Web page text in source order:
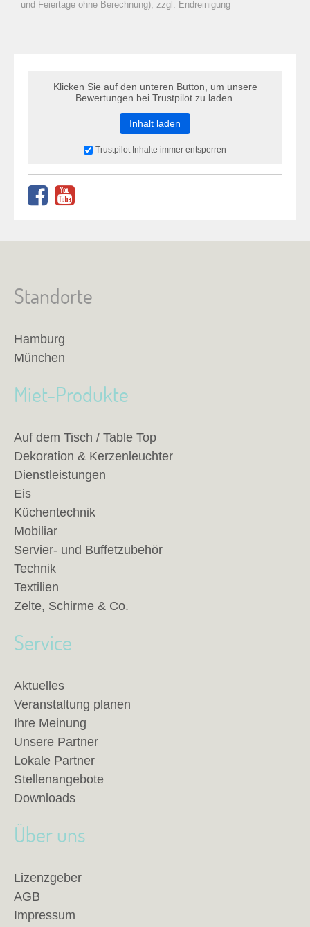
und Feiertage ohne Berechnung), zzgl. Endreinigung
Klicken Sie auf den unteren Button, um unsere
Bewertungen bei Trustpilot zu laden.
Inhalt laden
Trustpilot Inhalte immer entsperren
Standorte
Hamburg
München
Miet-Produkte
Auf dem Tisch / Table Top
Dekoration & Kerzenleuchter
Dienstleistungen
Eis
Küchentechnik
Mobiliar
Servier- und Buffetzubehör
Technik
Textilien
Zelte, Schirme & Co.
Service
Aktuelles
Veranstaltung planen
Ihre Meinung
Unsere Partner
Lokale Partner
Stellenangebote
Downloads
Über uns
Lizenzgeber
AGB
Impressum